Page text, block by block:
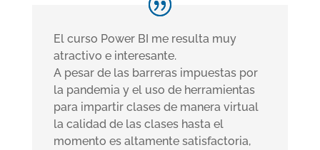
El curso Power BI me resulta muy
atractivo e interesante.
A pesar de las barreras impuestas por
la pandemia y el uso de herramientas
para impartir clases de manera virtual
la calidad de las clases hasta el
momento es altamente satisfactoria,